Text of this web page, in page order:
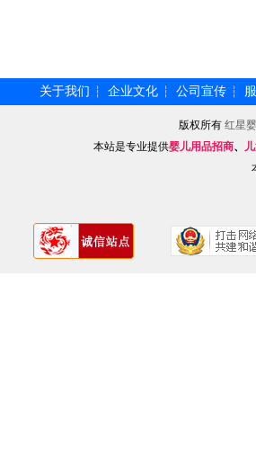
关于我们 ┆ 企业文化 ┆ 公司宣传 ┆
版权所有 红星
本站是专业提供婴儿用品招商、